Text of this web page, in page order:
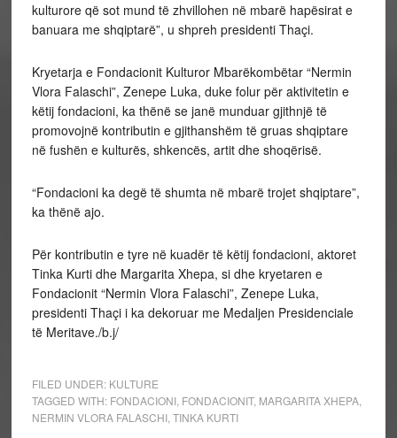
kulturore që sot mund të zhvillohen në mbarë hapësirat e
banuara me shqiptarë”, u shpreh presidenti Thaçi.
Kryetarja e Fondacionit Kulturor Mbarëkombëtar “Nermin
Vlora Falaschi”, Zenepe Luka, duke folur për aktivitetin e
këtij fondacioni, ka thënë se janë munduar gjithnjë të
promovojnë kontributin e gjithanshëm të gruas shqiptare
në fushën e kulturës, shkencës, artit dhe shoqërisë.
“Fondacioni ka degë të shumta në mbarë trojet shqiptare”,
ka thënë ajo.
Për kontributin e tyre në kuadër të këtij fondacioni, aktoret
Tinka Kurti dhe Margarita Xhepa, si dhe kryetaren e
Fondacionit “Nermin Vlora Falaschi”, Zenepe Luka,
presidenti Thaçi i ka dekoruar me Medaljen Presidenciale
të Meritave./b.j/
FILED UNDER: KULTURE
TAGGED WITH: FONDACIONI, FONDACIONIT, MARGARITA XHEPA,
NERMIN VLORA FALASCHI, TINKA KURTI